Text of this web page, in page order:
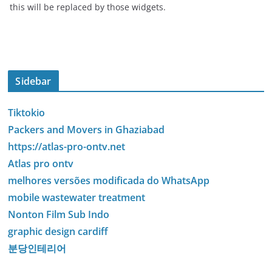
this will be replaced by those widgets.
Sidebar
Tiktokio
Packers and Movers in Ghaziabad
https://atlas-pro-ontv.net
Atlas pro ontv
melhores versões modificada do WhatsApp
mobile wastewater treatment
Nonton Film Sub Indo
graphic design cardiff
분당인테리어